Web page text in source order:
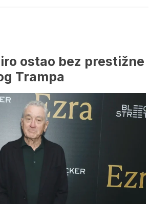
ostao bez prestižne
Trampa